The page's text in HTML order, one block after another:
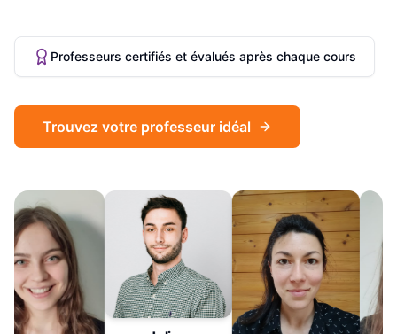
Professeurs certifiés et évalués après chaque cours
Trouvez votre professeur idéal